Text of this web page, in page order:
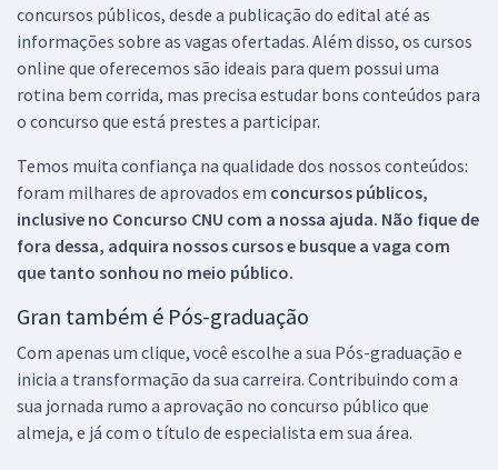
concursos públicos, desde a publicação do edital até as
informações sobre as vagas ofertadas. Além disso, os cursos
online que oferecemos são ideais para quem possui uma
rotina bem corrida, mas precisa estudar bons conteúdos para
o concurso que está prestes a participar.
Temos muita confiança na qualidade dos nossos conteúdos:
foram milhares de aprovados em concursos públicos,
inclusive no Concurso CNU com a nossa ajuda. Não fique de
fora dessa, adquira nossos cursos e busque a vaga com
que tanto sonhou no meio público.
Gran também é Pós-graduação
Com apenas um clique, você escolhe a sua Pós-graduação e
inicia a transformação da sua carreira. Contribuindo com a
sua jornada rumo a aprovação no concurso público que
almeja, e já com o título de especialista em sua área.